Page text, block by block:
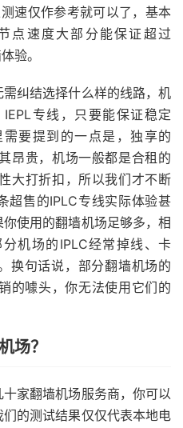
速仅作参考就可以了，基本
点速度大部分能保证超过
验。
纠结选择什么样的线路，机
专线，只要能保证稳定
要提到的一点是，独享的
昂贵，机场一般都是合租的
大打折扣，所以我们才不断
超售的IPLC专线实际体验甚
使用的翻墙机场足够多，相
机场的IPLC经常掉线、卡
换句话说，部分翻墙机场的
的噱头，你无法使用它们的
场？
家翻墙机场服务商，你可以
的测试结果仅仅代表本地电